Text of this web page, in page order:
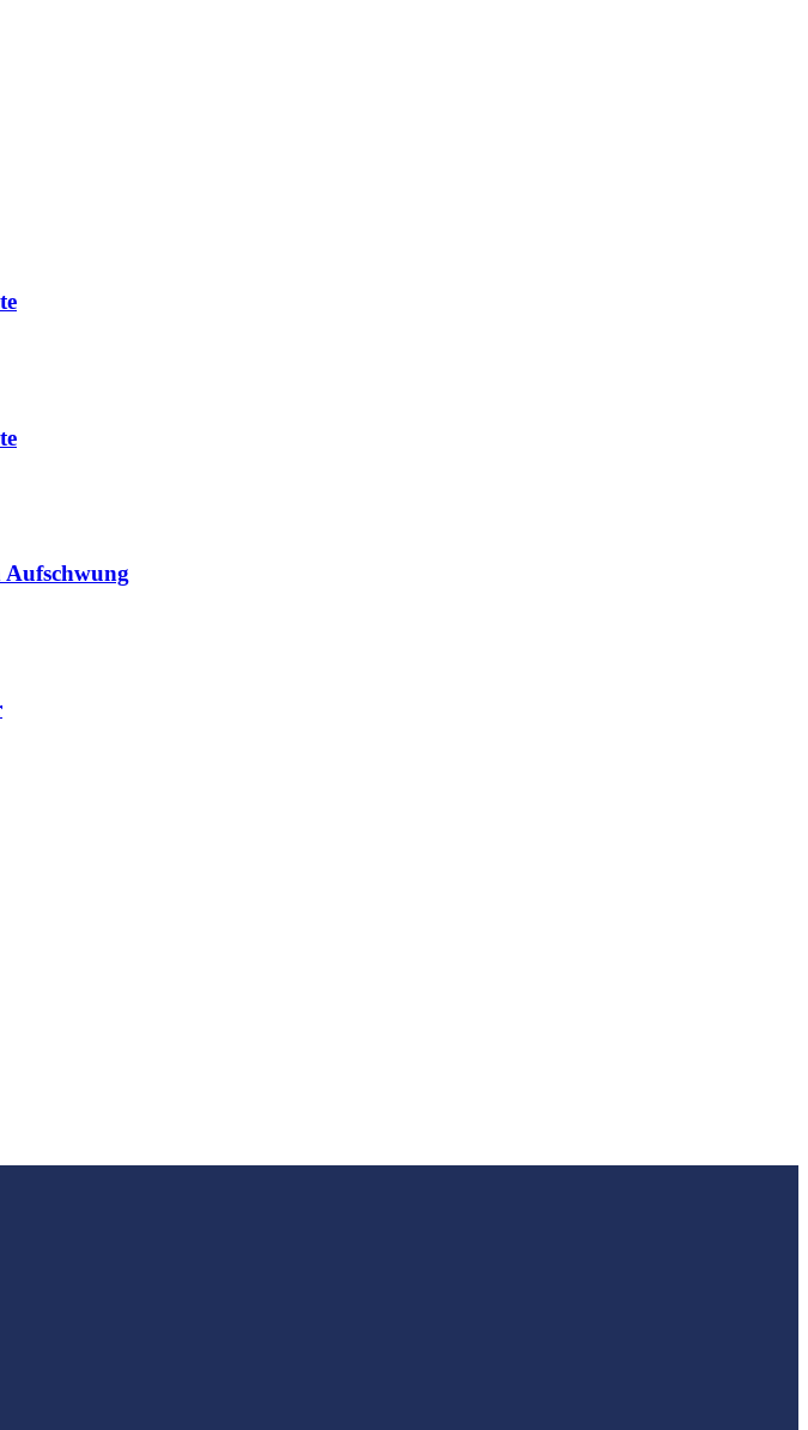
Aufschwung